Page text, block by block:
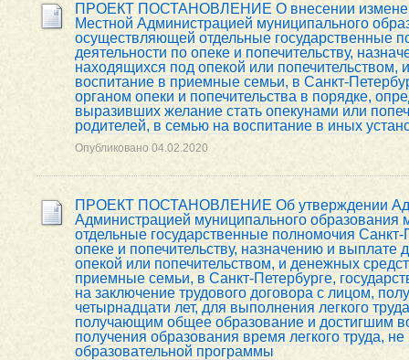
ПРОЕКТ ПОСТАНОВЛЕНИЕ О внесении
Местной Администрацией муниципального
осуществляющей отдельные государственные
деятельности по опеке и попечительству,
находящихся под опекой или
воспитание в приемные семьи, в Санкт-
органом опеки и попечительства в порядке,
выразивших желание стать опекунами или
родителей, в семью на воспитание в иных
Опубликовано 04.02.2020
ПРОЕКТ ПОСТАНОВЛЕНИЕ Об утверждении
Администрацией муниципального
отдельные государственные полномочия
опеке и попечительству, назначению и
опекой или попечительством, и денежных
приемные семьи, в Санкт-Петербурге,
на заключение трудового договора с лицом,
четырнадцати лет, для выполнения легкого
получающим общее образование и достигшим
получения образования время легкого труда,
образовательной программы